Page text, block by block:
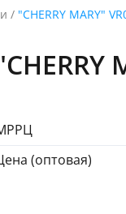
/ "CHERRY MARY"
товара
(оптовая)